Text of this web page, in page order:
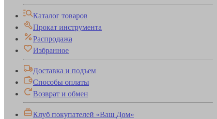
Каталог товаров
Прокат инструмента
Распродажа
Избранное
Доставка и подъем
Способы оплаты
Возврат и обмен
Клуб покупателей «Ваш Дом»